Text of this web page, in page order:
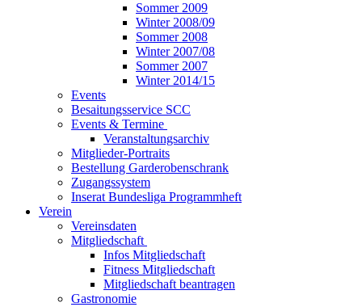
Sommer 2009
Winter 2008/09
Sommer 2008
Winter 2007/08
Sommer 2007
Winter 2014/15
Events
Besaitungsservice SCC
Events & Termine
Veranstaltungsarchiv
Mitglieder-Portraits
Bestellung Garderobenschrank
Zugangssystem
Inserat Bundesliga Programmheft
Verein
Vereinsdaten
Mitgliedschaft
Infos Mitgliedschaft
Fitness Mitgliedschaft
Mitgliedschaft beantragen
Gastronomie